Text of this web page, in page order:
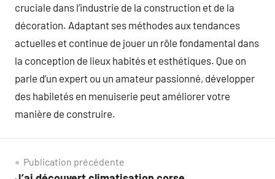
cruciale dans l’industrie de la construction et de la
décoration. Adaptant ses méthodes aux tendances
actuelles et continue de jouer un rôle fondamental dans
la conception de lieux habités et esthétiques. Que on
parle d’un expert ou un amateur passionné, développer
des habiletés en menuiserie peut améliorer votre
manière de construire.
Navigation
Publication précédente